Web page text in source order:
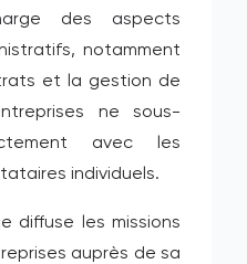
des aspects
notamment
et la gestion de
ne sous-
avec les
individuels.
diffuse les missions
auprès de sa